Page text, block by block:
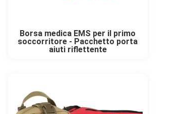
Borsa medica EMS per il primo
soccorritore - Pacchetto porta
aiuti riflettente